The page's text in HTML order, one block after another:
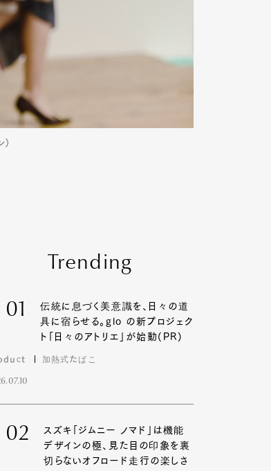
Trending
01
伝統に息づく美意識を、日々の道
具に宿らせる。glo の新プロジェク
ト「日々のアトリエ」が始動(PR)
加熱式たばこ
02
スズキ「ジムニー ノマド」は機能
デザインの極、見た目の印象を裏
切らないオフロード走行の楽しさ